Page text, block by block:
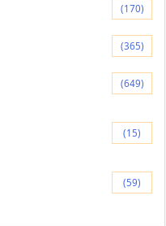
(170)
(365)
(649)
(15)
(59)